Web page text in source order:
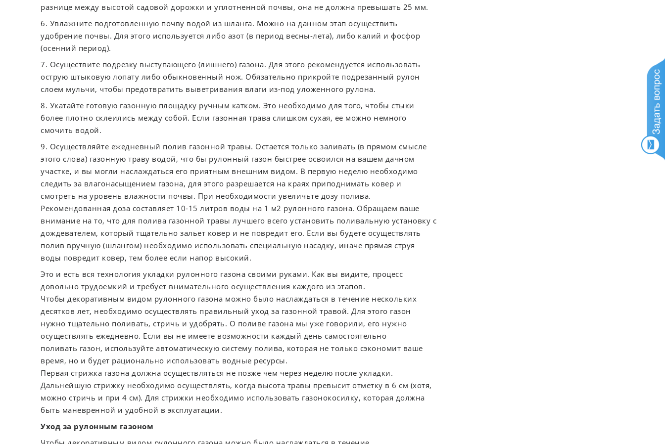
разнице между высотой садовой дорожки и уплотненной почвы, она не должна превышать 25 мм.
6. Увлажните подготовленную почву водой из шланга. Можно на данном этап осуществить
удобрение почвы. Для этого используется либо азот (в период весны-лета), либо калий и фосфор
(осенний период).
7. Осуществите подрезку выступающего (лишнего) газона. Для этого рекомендуется использовать
острую штыковую лопату либо обыкновенный нож. Обязательно прикройте подрезанный рулон
слоем мульчи, чтобы предотвратить выветривания влаги из-под уложенного рулона.
8. Укатайте готовую газонную площадку ручным катком. Это необходимо для того, чтобы стыки
более плотно склеились между собой. Если газонная трава слишком сухая, ее можно немного
смочить водой.
9. Осуществляйте ежедневный полив газонной травы. Остается только заливать (в прямом смысле
этого слова) газонную траву водой, что бы рулонный газон быстрее освоился на вашем дачном
участке, и вы могли наслаждаться его приятным внешним видом. В первую неделю необходимо
следить за влагонасыщением газона, для этого разрешается на краях приподнимать ковер и
смотреть на уровень влажности почвы. При необходимости увеличьте дозу полива.
Рекомендованная доза составляет 10-15 литров воды на 1 м2 рулонного газона. Обращаем ваше
внимание на то, что для полива газонной травы лучшего всего установить поливальную установку с
дождевателем, который тщательно зальет ковер и не повредит его. Если вы будете осуществлять
полив вручную (шлангом) необходимо использовать специальную насадку, иначе прямая струя
воды повредит ковер, тем более если напор высокий.
Это и есть вся технология укладки рулонного газона своими руками. Как вы видите, процесс
довольно трудоемкий и требует внимательного осуществления каждого из этапов.
Чтобы декоративным видом рулонного газона можно было наслаждаться в течение нескольких
десятков лет, необходимо осуществлять правильный уход за газонной травой. Для этого газон
нужно тщательно поливать, стричь и удобрять. О поливе газона мы уже говорили, его нужно
осуществлять ежедневно. Если вы не имеете возможности каждый день самостоятельно
поливать газон, используйте автоматическую систему полива, которая не только сэкономит ваше
время, но и будет рационально использовать водные ресурсы.
Первая стрижка газона должна осуществляться не позже чем через неделю после укладки.
Дальнейшую стрижку необходимо осуществлять, когда высота травы превысит отметку в 6 см (хотя,
можно стричь и при 4 см). Для стрижки необходимо использовать газонокосилку, которая должна
быть маневренной и удобной в эксплуатации.
Уход за рулонным газоном